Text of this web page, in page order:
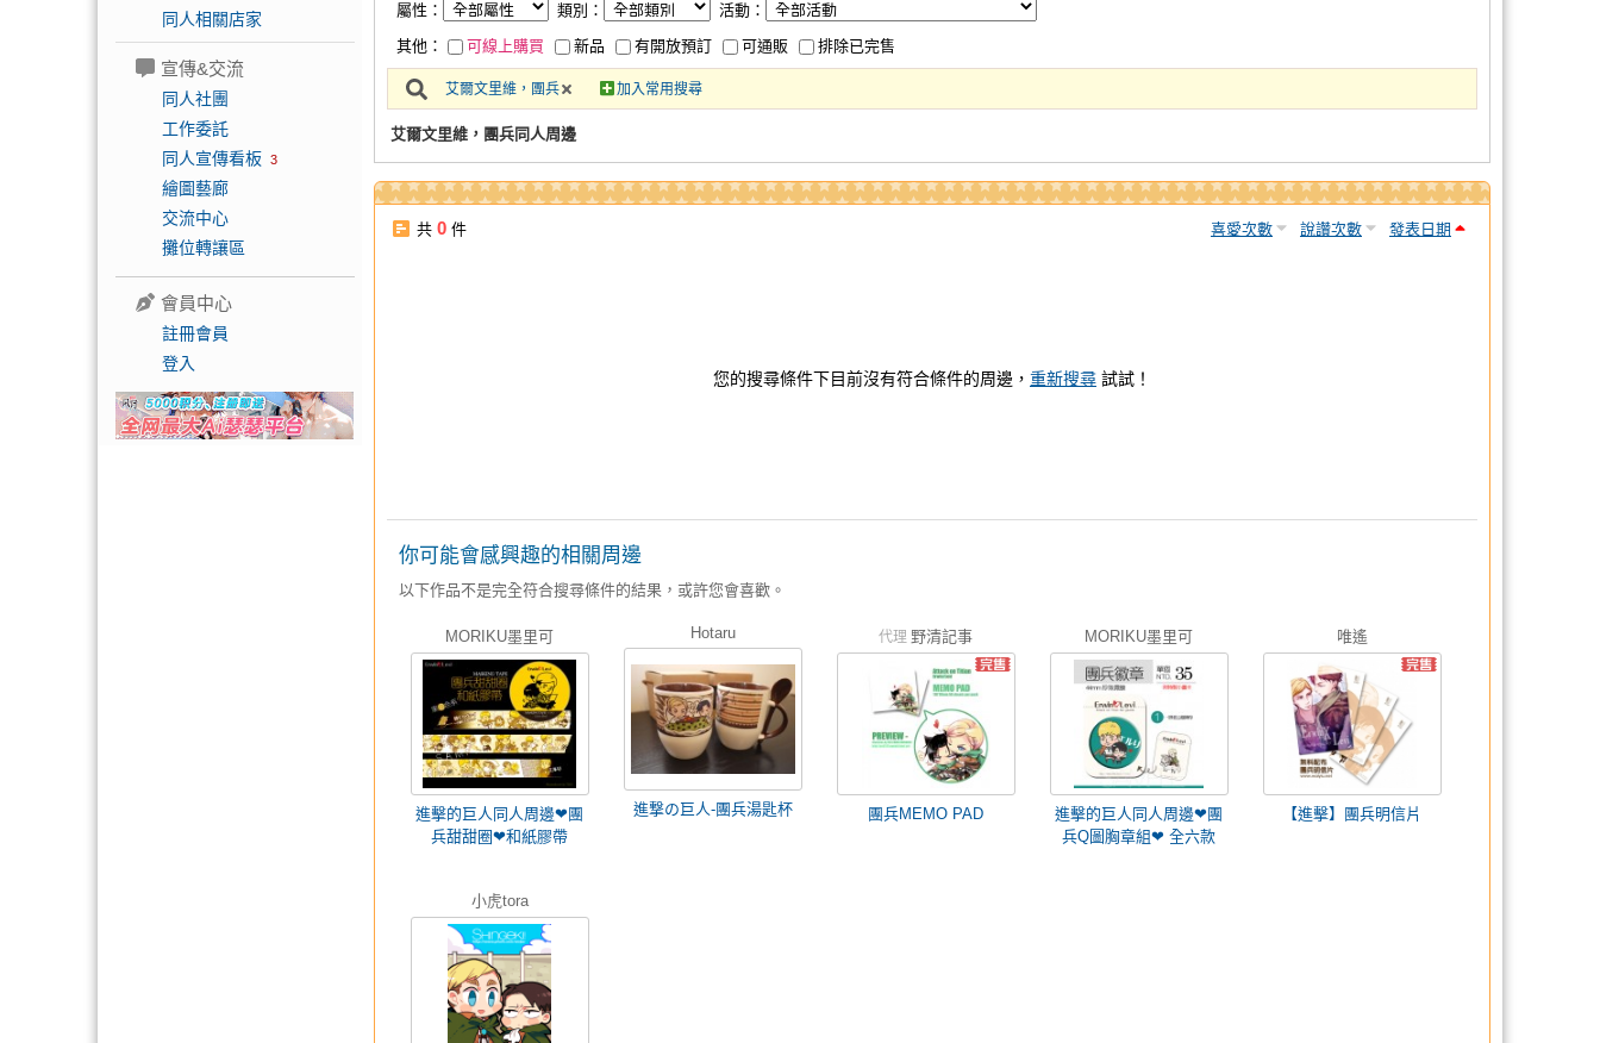
同人相關店家
宣傳&交流
同人社團
工作委託
同人宣傳看板 3
繪圖藝廊
交流中心
攤位轉讓區
會員中心
註冊會員
登入
屬性： 類別：
活動：
其他：
可線上購買 新品 有開放預訂 可通販 排除已完售
艾爾文里維，團兵 加入常用搜尋
艾爾文里維，團兵同人周邊
共 0 件 喜愛次數 說讚次數 發表日期
您的搜尋條件下目前沒有符合條件的周邊， 重新搜尋 試試！
你可能會感興趣的相關周邊
以下作品不是完全符合搜尋條件的結果，或許您會喜歡。
MORIKU墨里可
進擊的巨人同人周邊❤團
兵甜甜圈❤和紙膠帶
Hotaru
進撃の巨人-團兵湯匙杯
代理 野清記事
團兵MEMO PAD
MORIKU墨里可
進擊的巨人同人周邊❤團
兵Q圖胸章組❤ 全六款
唯遙
【進擊】團兵明信片
小虎tora